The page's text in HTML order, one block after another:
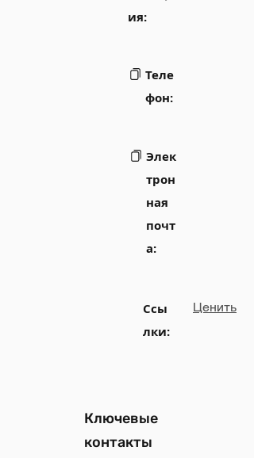
ия:
Теле
фон:
Элек
трон
ная
почт
а:
Ссы
лки:
Ценить
Ключевые
контакты